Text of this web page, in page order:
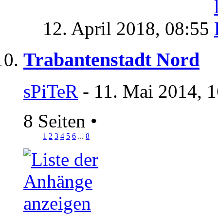
12. April 2018, 08:55
Trabantenstadt Nord
sPiTeR - 11. Mai 2014,
8 Seiten •
1 2 3 4 5 6 ... 8